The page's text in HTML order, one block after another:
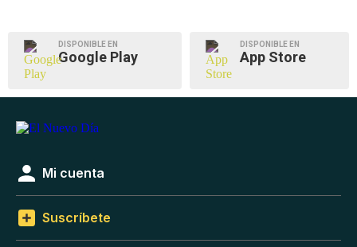
DISPONIBLE EN
Google Play
DISPONIBLE EN
App Store
Mi cuenta
Suscríbete